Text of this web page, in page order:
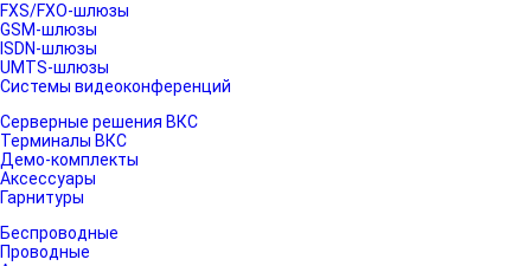
FXS/FXO-шлюзы
GSM-шлюзы
ISDN-шлюзы
UMTS-шлюзы
Системы видеоконференций
Серверные решения ВКС
Терминалы ВКС
Демо-комплекты
Аксессуары
Гарнитуры
Беспроводные
Проводные